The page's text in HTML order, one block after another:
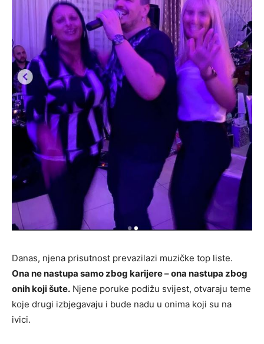
Danas, njena prisutnost prevazilazi muzičke top liste.
Ona ne nastupa samo zbog karijere – ona nastupa zbog
onih koji šute. Njene poruke podižu svijest, otvaraju teme
koje drugi izbjegavaju i bude nadu u onima koji su na
ivici.